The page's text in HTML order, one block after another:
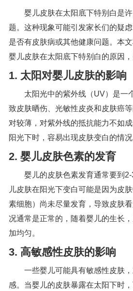
婴儿皮肤在太阳底下特别白是许
题。这种现象可能引发家长们的疑
是否有皮肤病或其他健康问题。本
婴儿皮肤在太阳底下特别白的原因，
1. 太阳对婴儿皮肤的影响
太阳光中的紫外线（UV）是一个
致皮肤晒伤、光敏性皮炎和皮肤癌等
对较薄，对紫外线的抵抗能力不如
阳光下时，容易出现皮肤变白的情况
2. 婴儿皮肤色素的发育
婴儿的皮肤色素发育通常要到2-
儿皮肤在阳光下变白可能是因为皮
素细胞）尚未尽量发育，导致皮肤
况通常是正常的，随着婴儿的生长
加均匀。
3. 高敏感性皮肤的影响
一些婴儿可能具有敏感性皮肤，
感。当婴儿的皮肤暴露在太阳下时